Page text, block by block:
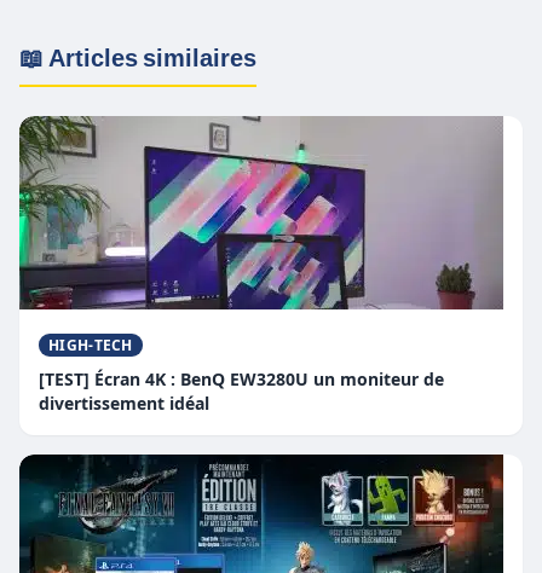
📖 Articles similaires
HIGH-TECH
[TEST] Écran 4K : BenQ EW3280U un moniteur de
divertissement idéal